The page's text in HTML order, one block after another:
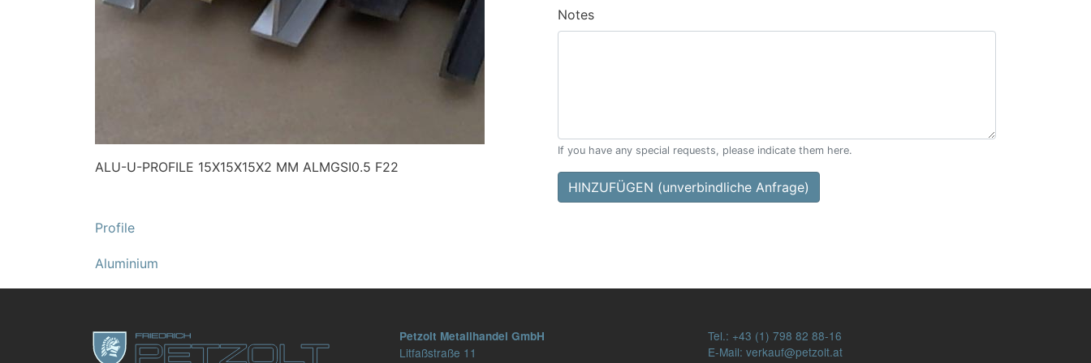
ALU-U-PROFILE 15X15X15X2 MM ALMGSI0.5 F22
Notes
If you have any special requests, please indicate them here.
HINZUFÜGEN (unverbindliche Anfrage)
Profile
Aluminium
Petzolt Metallhandel GmbH
Litfaßstraße 11
Tel.: +43 (1) 798 82 88-16
E-Mail: verkauf@petzolt.at